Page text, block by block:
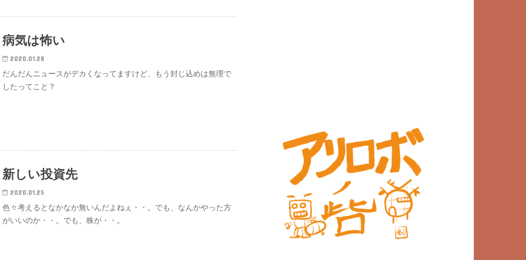
病気は怖い
2020.01.28
だんだんニュースがデカくなってますけど、もう封じ込めは無理で
したってこと？
新しい投資先
2020.01.25
色々考えるとなかなか無いんだよねぇ・・。でも、なんかやった方
がいいのか・・。でも、株が・・。